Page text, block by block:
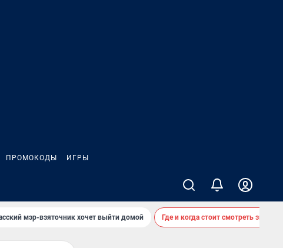
ПРОМОКОДЫ ИГРЫ
мэр-взяточник хочет выйти домой Где и когда стоит смотреть